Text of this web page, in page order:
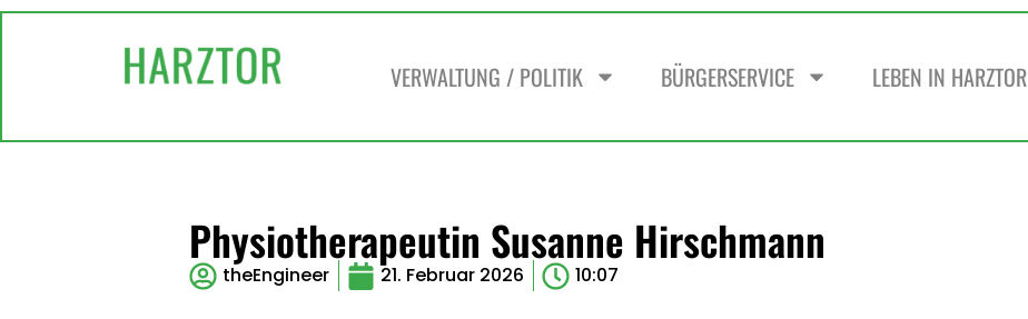
VERWALTUNG / POLITIK BÜRGERSERVICE LEBEN IN HARZTOR
Physiotherapeutin Susanne Hirschmann
theEngineer 21. Februar 2026 10:07